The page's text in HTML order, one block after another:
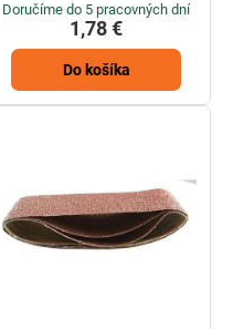
Doručíme do 5 pracovných dní
1,78 €
Do košíka